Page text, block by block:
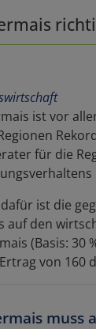
ist vor
für die
ist die
auf den
(Basis: 30
von 160
muss